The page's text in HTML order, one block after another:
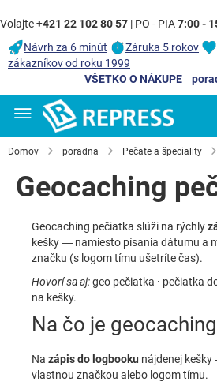
Volajte+421 22 102 80 57 | PO - PIA7:00 -
Návrh za 6 minút
Záruka 5 rokov
zákazníkov od roku 1999
VŠETKO O NÁKUPE
Domov poradna Pečate a špeciality
Geocaching
Geocaching pečiatka slúži na rýchly
kešky — namiesto písania dátumu a
značku (s logom tímu ušetríte čas).
Hovorí sa aj:geo pečiatka · pečiatka
na kešky.
Na čo je
Na zápis do logbooku nájdenej
vlastnou značkou alebo logom tímu.